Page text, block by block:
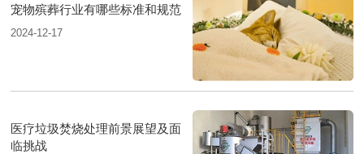
宠物殡葬行业有哪些标准和规范
2024-12-17
医疗垃圾焚烧处理前景展望及面
临挑战